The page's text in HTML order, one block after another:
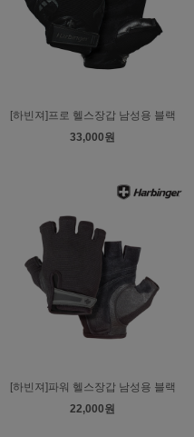
[하빈져]프로 헬스장갑 남성용 블랙
33,000원
[하빈져]파워 헬스장갑 남성용 블랙
22,000원